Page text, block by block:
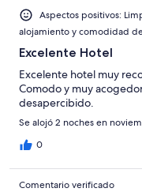
Aspectos positivos:
alojamiento y comodidad
Excelente Hotel
Excelente hotel muy
Comodo y muy
desapercibido.
Se alojó 2 noches en
0
Comentario verificado